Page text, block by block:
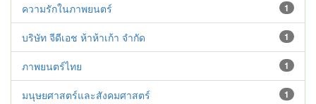
1
ความรักในภาพยนตร์
1
บริษัท จีดีเอช ห้าห้าเก้า จำกัด
1
ภาพยนตร์ไทย
1
มนุษยศาสตร์และสังคมศาสตร์